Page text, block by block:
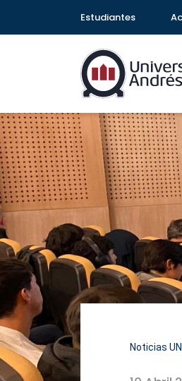
Estudiantes
Noticias